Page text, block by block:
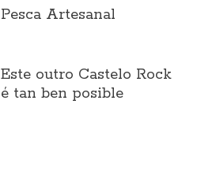
Pesca Artesanal
Este outro Castelo Rock
é tan ben posible